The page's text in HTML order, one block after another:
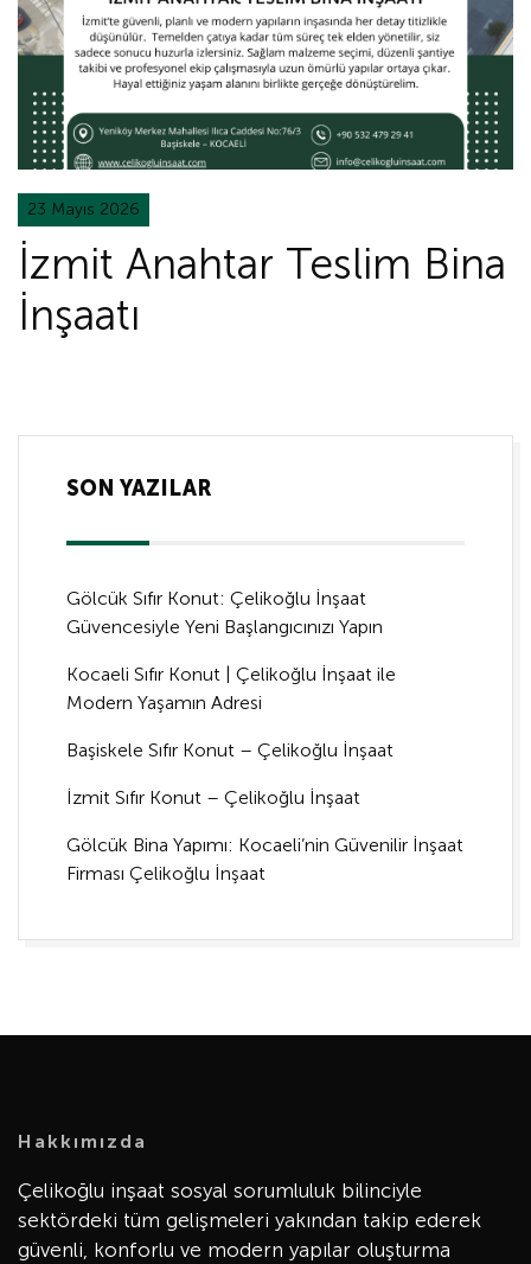
23 Mayıs 2026
İzmit Anahtar Teslim Bina
İnşaatı
SON YAZILAR
Gölcük Sıfır Konut: Çelikoğlu İnşaat
Güvencesiyle Yeni Başlangıcınızı Yapın
Kocaeli Sıfır Konut | Çelikoğlu İnşaat ile
Modern Yaşamın Adresi
Başiskele Sıfır Konut – Çelikoğlu İnşaat
İzmit Sıfır Konut – Çelikoğlu İnşaat
Gölcük Bina Yapımı: Kocaeli’nin Güvenilir İnşaat
Firması Çelikoğlu İnşaat
Hakkımızda
Çelikoğlu inşaat sosyal sorumluluk bilinciyle
sektördeki tüm gelişmeleri yakından takip ederek
güvenli, konforlu ve modern yapılar oluşturma